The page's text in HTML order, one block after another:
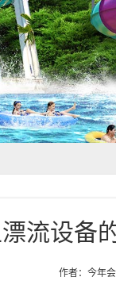
流设备
作者：今年